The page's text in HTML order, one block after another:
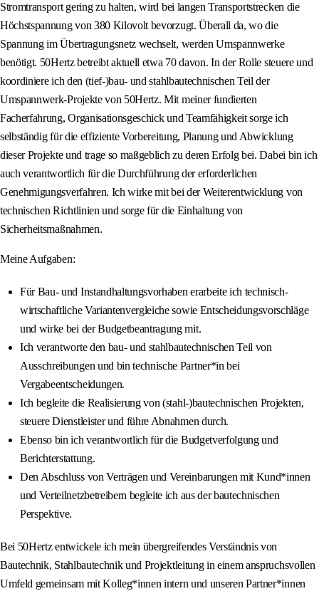
Stromtransport gering zu halten, wird bei langen Transportstrecken die
Höchstspannung von 380 Kilovolt bevorzugt. Überall da, wo die
Spannung im Übertragungsnetz wechselt, werden Umspannwerke
benötigt. 50Hertz betreibt aktuell etwa 70 davon. In der Rolle steuere und
koordiniere ich den (tief-)bau- und stahlbautechnischen Teil der
Umspannwerk-Projekte von 50Hertz. Mit meiner fundierten
Facherfahrung, Organisationsgeschick und Teamfähigkeit sorge ich
selbständig für die effiziente Vorbereitung, Planung und Abwicklung
dieser Projekte und trage so maßgeblich zu deren Erfolg bei. Dabei bin ich
auch verantwortlich für die Durchführung der erforderlichen
Genehmigungsverfahren. Ich wirke mit bei der Weiterentwicklung von
technischen Richtlinien und sorge für die Einhaltung von
Sicherheitsmaßnahmen.
Meine Aufgaben:
Für Bau- und Instandhaltungsvorhaben erarbeite ich technisch-
wirtschaftliche Variantenvergleiche sowie Entscheidungsvorschläge
und wirke bei der Budgetbeantragung mit.
Ich verantworte den bau- und stahlbautechnischen Teil von
Ausschreibungen und bin technische Partner*in bei
Vergabeentscheidungen.
Ich begleite die Realisierung von (stahl-)bautechnischen Projekten,
steuere Dienstleister und führe Abnahmen durch.
Ebenso bin ich verantwortlich für die Budgetverfolgung und
Berichterstattung.
Den Abschluss von Verträgen und Vereinbarungen mit Kund*innen
und Verteilnetzbetreibern begleite ich aus der bautechnischen
Perspektive.
Bei 50Hertz entwickele ich mein übergreifendes Verständnis von
Bautechnik, Stahlbautechnik und Projektleitung in einem anspruchsvollen
Umfeld gemeinsam mit Kolleg*innen intern und unseren Partner*innen